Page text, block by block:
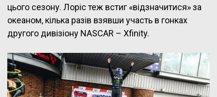
цього сезону. Лоріс теж встиг «відзначитися» за
океаном, кілька разів взявши участь в гонках
другого дивізіону NASCAR – Xfinity.